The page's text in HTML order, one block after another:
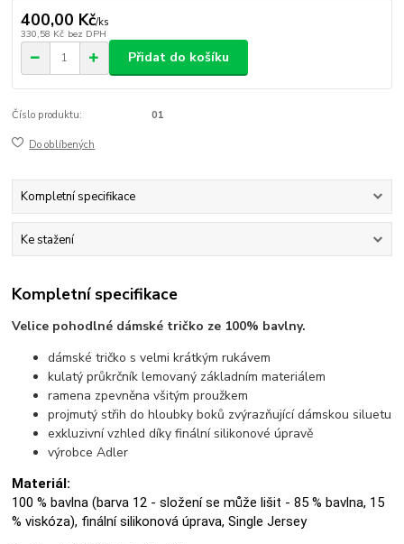
400,00 Kč/ks
330,58 Kč bez DPH
Přidat do košíku
Číslo produktu: 01
Do oblíbených
Kompletní specifikace
Ke stažení
Kompletní specifikace
Velice pohodlné dámské tričko ze 100% bavlny.
dámské tričko s velmi krátkým rukávem
kulatý průkrčník lemovaný základním materiálem
ramena zpevněna všitým proužkem
projmutý střih do hloubky boků zvýrazňující dámskou siluetu
exkluzivní vzhled díky finální silikonové úpravě
výrobce Adler
Materiál:
100 % bavlna (barva 12 - složení se může lišit - 85 % bavlna, 15
% viskóza), finální silikonová úprava, Single Jersey